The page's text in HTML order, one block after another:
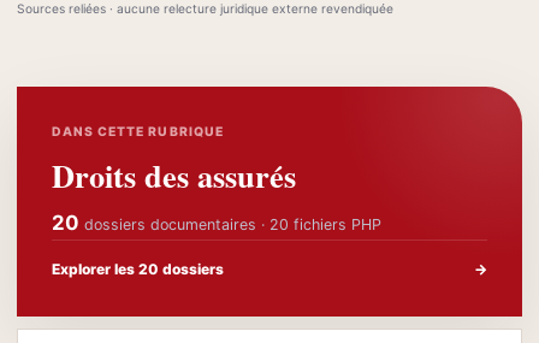
Sources reliées · aucune relecture juridique externe revendiquée
DANS CETTE RUBRIQUE
Droits des assurés
20 dossiers documentaires · 20 fichiers PHP
Explorer les 20 dossiers →